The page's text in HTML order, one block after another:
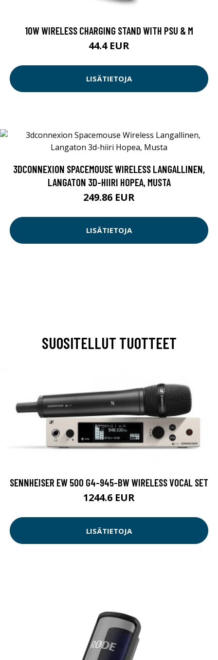
10W WIRELESS CHARGING STAND WITH PSU & M
44.4 EUR
LISÄTIETOJA
3DCONNEXION SPACEMOUSE WIRELESS LANGALLINEN,
LANGATON 3D-HIIRI HOPEA, MUSTA
249.86 EUR
LISÄTIETOJA
SUOSITELLUT TUOTTEET
SENNHEISER EW 500 G4-945-BW WIRELESS VOCAL SET
1244.6 EUR
LISÄTIETOJA